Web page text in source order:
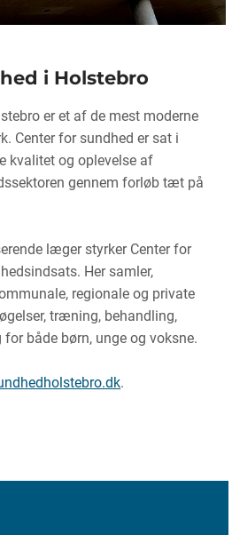
i Holstebro
er et af de mest moderne
Center for sundhed er sat i
kvalitet og oplevelse af
gennem forløb tæt på
læger styrker Center for
Her samler,
regionale og private
træning, behandling,
både børn, unge og voksne.
.